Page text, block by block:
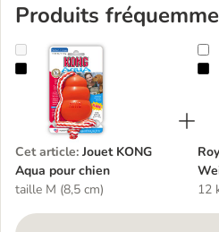
Produits
Jouet KONG Aqua pour chien
Cet article: Jouet KONG
Aqua pour chien
taille M (8,5 cm)
12